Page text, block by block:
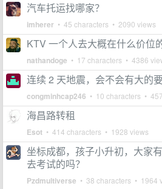
汽车托运找哪家？
imherer • 45 characters • 2090 views
KTV 一个人去大概在什么价位
nathandoge • 17 characters • 4386
连续 2 天地震，会不会有大的
congminhcap246 • 10 characters •
海昌路转租
Esot • 414 characters • 1928 views
坐标成都，孩子小升初，大家
去考试的吗？
Pzdmultiverse • 38 characters • 1964